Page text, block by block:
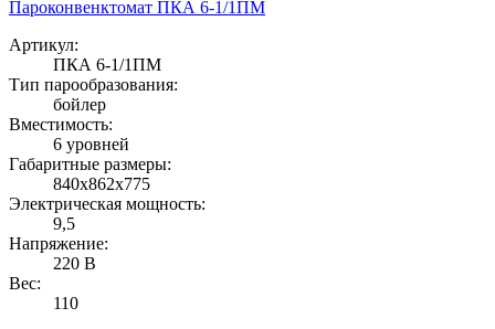
Пароконвенктомат ПКА 6-1/1ПМ
Артикул:
ПКА 6-1/1ПМ
Тип парообразования:
бойлер
Вместимость:
6 уровней
Габаритные размеры:
840х862х775
Электрическая мощность:
9,5
Напряжение:
220 В
Вес:
110